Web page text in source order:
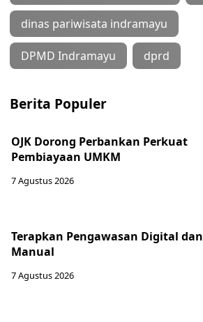
dinas pariwisata indramayu
DPMD Indramayu dprd
Berita Populer
OJK Dorong Perbankan Perkuat
Pembiayaan UMKM
7 Agustus 2026
Terapkan Pengawasan Digital dan
Manual
7 Agustus 2026